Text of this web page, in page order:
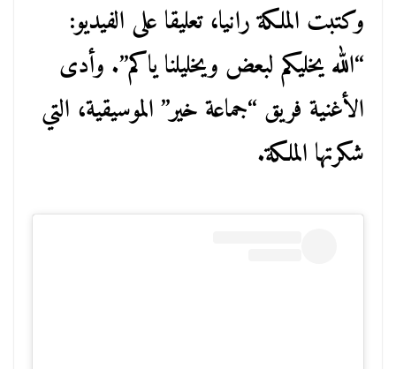
وكتبت الملكة رانيا، تعليقا على الفيديو:
“الله يخليكم لبعض ويخليلنا ياكم”. وأدى
الأغنية فريق “جماعة خير” الموسيقية، التي
شكرتها الملكة.